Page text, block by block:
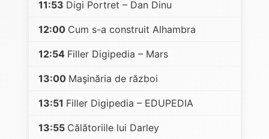
11:53 Digi Portret – Dan Dinu
12:00 Cum s-a construit Alhambra
12:54 Filler Digipedia – Mars
13:00 Maşinăria de război
13:51 Filler Digipedia – EDUPEDIA
13:55 Călătoriile lui Darley